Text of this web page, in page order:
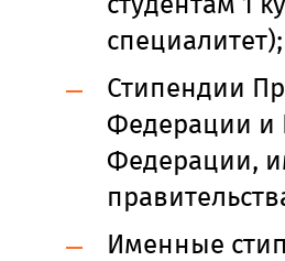
специалитет);
Стипендии
Федерации и
Федерации,
Именные